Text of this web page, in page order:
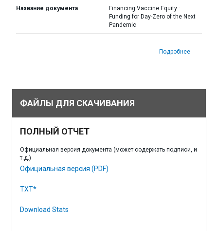
Название документа
Financing Vaccine Equity :
Funding for Day-Zero of the Next
Pandemic
Подробнее
ФАЙЛЫ ДЛЯ СКАЧИВАНИЯ
ПОЛНЫЙ ОТЧЕТ
Официальная версия документа (может содержать подписи, и
т.д.)
Официальная версия (PDF)
TXT*
Download Stats